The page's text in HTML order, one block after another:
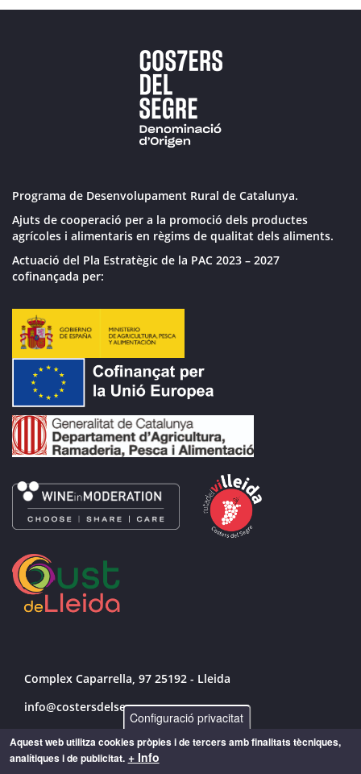
Programa de Desenvolupament Rural de Catalunya.
Ajuts de cooperació per a la promoció dels productes
agrícoles i alimentaris en règims de qualitat dels aliments.
Actuació del Pla Estratègic de la PAC 2023 – 2027
cofinançada per:
Complex Caparrella, 97 25192 - Lleida
info@costersdelsegre.es
Configuració privacitat
Aquest web utilitza cookies pròpies i de tercers amb finalitats tècniques,
analítiques i de publicitat. + Info